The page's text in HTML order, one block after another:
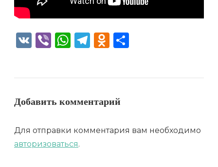
VK ViberWhatsApp
Telegram
Odnoklassniki
Добавить комментарий
Для отправки комментария вам необходимо
авторизоваться.